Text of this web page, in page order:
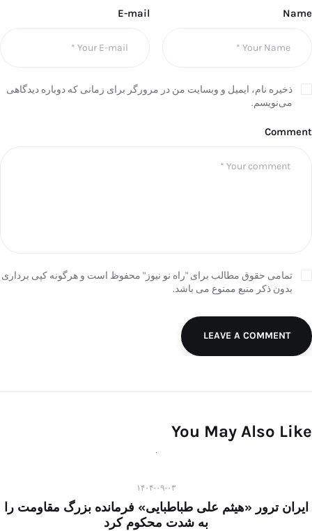
Name
E-mail
ذخیره نام، ایمیل و وبسایت من در مرورگر برای زمانی که دوباره دیدگاهی
می‌نویسم.
Comment
تمامی حقوق مطالب برای "راه نو نیوز" محفوظ است و هرگونه کپی برداری
بدون ذکر منبع ممنوع می باشد.
LEAVE A COMMENT
You May Also Like
۱۴۰۴-۰۹-۰۳
ایران ترور «هیثم علی طباطبایی» فرمانده بزرگ مقاومت را
به شدت محکوم کرد